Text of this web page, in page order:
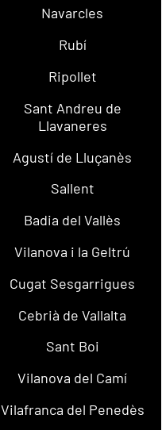
Navarcles
Rubí
Ripollet
Sant Andreu de
Llavaneres
Agustí de Lluçanès
Sallent
Badia del Vallès
Vilanova i la Geltrú
Cugat Sesgarrigues
Cebrià de Vallalta
Sant Boi
Vilanova del Camí
Vilafranca del Penedès